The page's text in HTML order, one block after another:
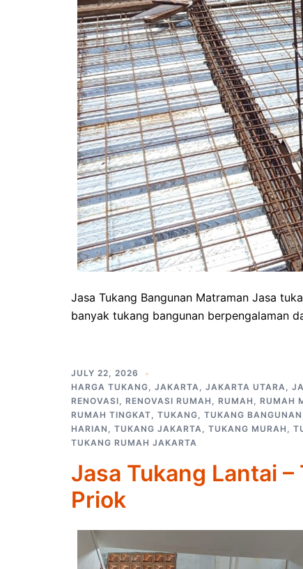
Jasa Tukang Bangunan Matraman Jasa
banyak tukang bangunan berpengalaman
JULY 22, 2026
HARGA TUKANG, JAKARTA, JAKARTA UTARA,
RENOVASI, RENOVASI RUMAH , RUMAH , RUMAH
RUMAH TINGKAT, TUKANG, TUKANG BANGUNAN
HARIAN , TUKANG JAKARTA, TUKANG MURAH ,
TUKANG RUMAH JAKARTA
Jasa Tukang Lantai
Priok